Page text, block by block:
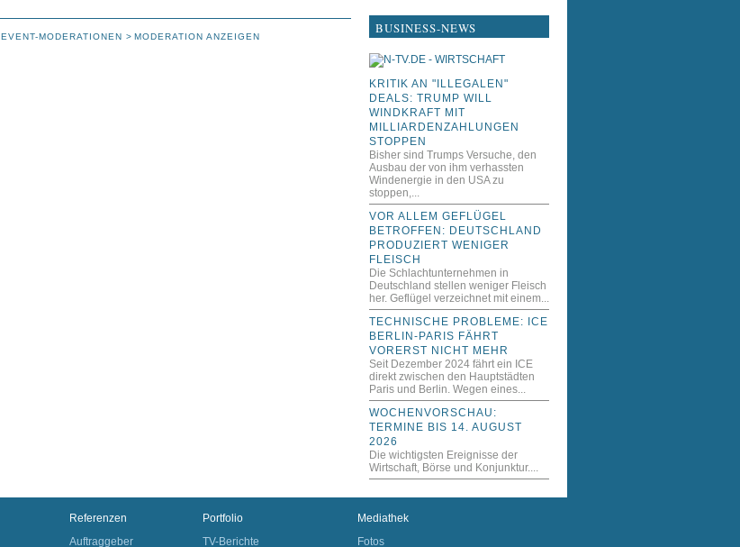
EVENT-MODERATIONEN MODERATION ANZEIGEN
BUSINESS-NEWS
KRITIK AN "ILLEGALEN"
DEALS: TRUMP WILL
WINDKRAFT MIT
MILLIARDENZAHLUNGEN
STOPPEN
Bisher sind Trumps Versuche, den
Ausbau der von ihm verhassten
Windenergie in den USA zu
stoppen,...
VOR ALLEM GEFLÜGEL
BETROFFEN: DEUTSCHLAND
PRODUZIERT WENIGER
FLEISCH
Die Schlachtunternehmen in
Deutschland stellen weniger Fleisch
her. Geflügel verzeichnet mit einem...
TECHNISCHE PROBLEME: ICE
BERLIN-PARIS FÄHRT
VORERST NICHT MEHR
Seit Dezember 2024 fährt ein ICE
direkt zwischen den Hauptstädten
Paris und Berlin. Wegen eines...
WOCHENVORSCHAU:
TERMINE BIS 14. AUGUST
2026
Die wichtigsten Ereignisse der
Wirtschaft, Börse und Konjunktur....
Referenzen
Auftraggeber
Portfolio
TV-Berichte
Mediathek
Fotos